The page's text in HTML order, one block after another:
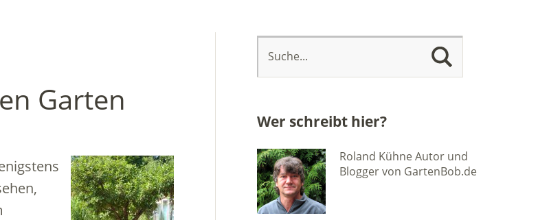
Garten
Wer schreibt hier?
Roland Kühne Autor und
Blogger von GartenBob.de